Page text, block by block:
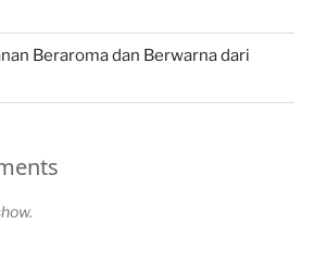
Beraroma dan Berwarna dari